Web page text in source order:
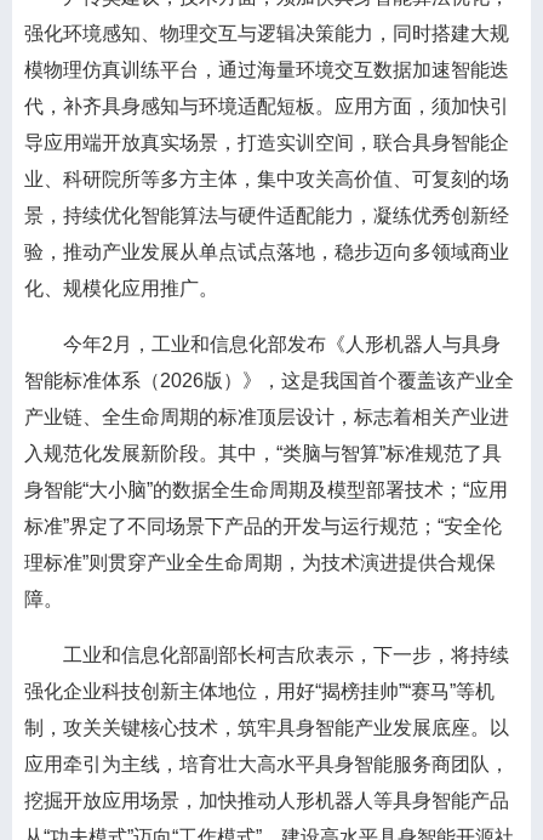
强化环境感知、物理交互与逻辑决策能力，同时搭建大规
模物理仿真训练平台，通过海量环境交互数据加速智能迭
代，补齐具身感知与环境适配短板。应用方面，须加快引
导应用端开放真实场景，打造实训空间，联合具身智能企
业、科研院所等多方主体，集中攻关高价值、可复刻的场
景，持续优化智能算法与硬件适配能力，凝练优秀创新经
验，推动产业发展从单点试点落地，稳步迈向多领域商业
化、规模化应用推广。
今年2月，工业和信息化部发布《人形机器人与具身
智能标准体系（2026版）》，这是我国首个覆盖该产业全
产业链、全生命周期的标准顶层设计，标志着相关产业进
入规范化发展新阶段。其中，“类脑与智算”标准规范了具
身智能“大小脑”的数据全生命周期及模型部署技术；“应用
标准”界定了不同场景下产品的开发与运行规范；“安全伦
理标准”则贯穿产业全生命周期，为技术演进提供合规保
障。
工业和信息化部副部长柯吉欣表示，下一步，将持续
强化企业科技创新主体地位，用好“揭榜挂帅”“赛马”等机
制，攻关关键核心技术，筑牢具身智能产业发展底座。以
应用牵引为主线，培育壮大高水平具身智能服务商团队，
挖掘开放应用场景，加快推动人形机器人等具身智能产品